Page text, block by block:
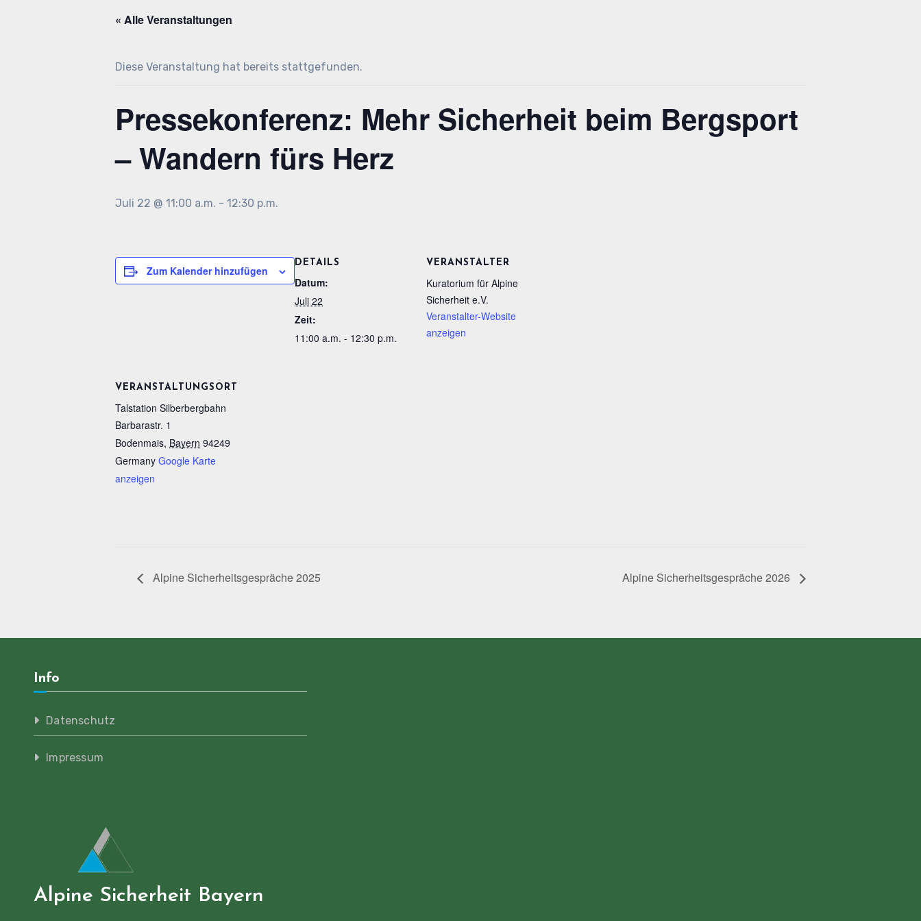
« Alle Veranstaltungen
Diese Veranstaltung hat bereits stattgefunden.
Pressekonferenz: Mehr Sicherheit beim Bergsport
– Wandern fürs Herz
Juli 22 @ 11:00 a.m. - 12:30 p.m.
Zum Kalender hinzufügen
DETAILS
Datum:
Juli 22
Zeit:
11:00 a.m. - 12:30 p.m.
VERANSTALTER
Kuratorium für Alpine
Sicherheit e.V.
Veranstalter-Website
anzeigen
VERANSTALTUNGSORT
Talstation Silberbergbahn
Barbarastr. 1
Bodenmais, Bayern 94249
Germany Google Karte
anzeigen
Alpine Sicherheitsgespräche 2025 Alpine Sicherheitsgespräche 2026
Info
Datenschutz
Impressum
Alpine Sicherheit Bayern